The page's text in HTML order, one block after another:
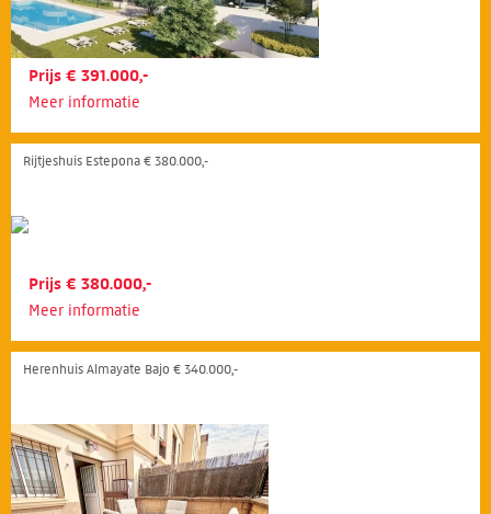
Prijs € 391.000,-
Meer informatie
Rijtjeshuis Estepona € 380.000,-
Prijs € 380.000,-
Meer informatie
Herenhuis Almayate Bajo € 340.000,-